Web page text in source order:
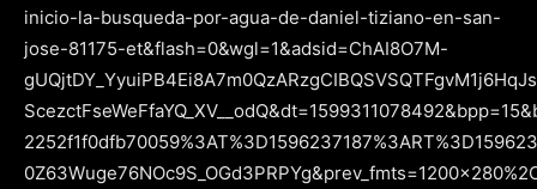
inicio-la-busqueda-por-agua-de-daniel-tiziano-en-san-
jose-81175-et&flash=0&wgl=1&adsid=ChAI8O7M-